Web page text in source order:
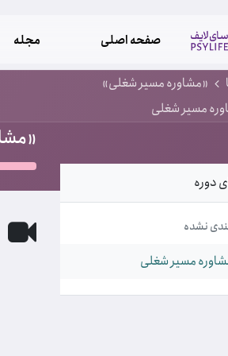
صفحه اصلی مجله
«مشاوره مسیر شغلی»
مسیر شغلی
دوره
نشده
مسیر شغلی